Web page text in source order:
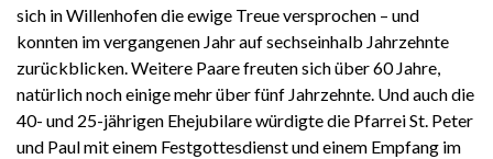
sich in Willenhofen die ewige Treue versprochen – und
konnten im vergangenen Jahr auf sechseinhalb Jahrzehnte
zurückblicken. Weitere Paare freuten sich über 60 Jahre,
natürlich noch einige mehr über fünf Jahrzehnte. Und auch die
40- und 25-jährigen Ehejubilare würdigte die Pfarrei St. Peter
und Paul mit einem Festgottesdienst und einem Empfang im